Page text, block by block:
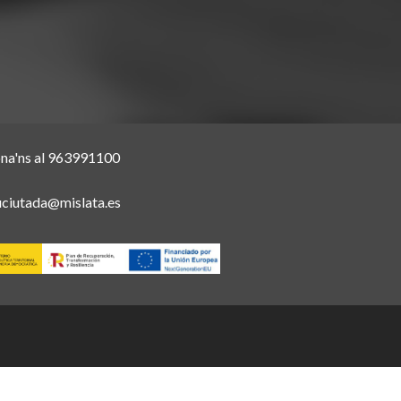
al 963991100